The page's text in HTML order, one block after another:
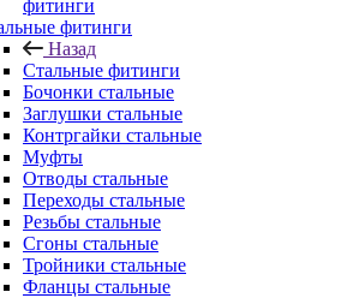
фитинги
фитинги
Назад
Стальные фитинги
Бочонки стальные
Заглушки стальные
Контргайки стальные
Муфты
Отводы стальные
Переходы стальные
Резьбы стальные
Сгоны стальные
Тройники стальные
Фланцы стальные